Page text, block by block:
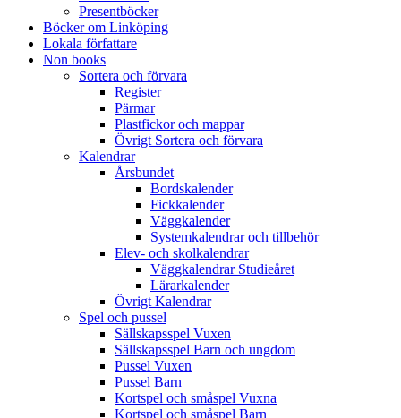
Presentböcker
Böcker om Linköping
Lokala författare
Non books
Sortera och förvara
Register
Pärmar
Plastfickor och mappar
Övrigt Sortera och förvara
Kalendrar
Årsbundet
Bordskalender
Fickkalender
Väggkalender
Systemkalendrar och tillbehör
Elev- och skolkalendrar
Väggkalendrar Studieåret
Lärarkalender
Övrigt Kalendrar
Spel och pussel
Sällskapsspel Vuxen
Sällskapsspel Barn och ungdom
Pussel Vuxen
Pussel Barn
Kortspel och småspel Vuxna
Kortspel och småspel Barn